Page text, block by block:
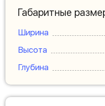
Габаритные
Ширина
Высота
Глубина